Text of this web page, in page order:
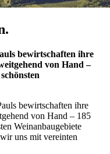
bewirtschaften ihre
von Hand –
bewirtschaften ihre
von Hand – 185
Weinanbaugebiete
uns mit vereinten